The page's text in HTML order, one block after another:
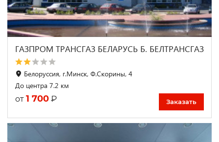
ГАЗПРОМ ТРАНСГАЗ БЕЛАРУСЬ Б. БЕЛТРАНСГАЗ
Белоруссия, г.Минск, Ф.Скорины, 4
До центра 7.2 км
от 1 700 ₽ Заказать